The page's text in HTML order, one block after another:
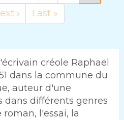
›
Dernière
page
Last »
créole Raphaël
dans la commune du
auteur d'une
dans différents genres
roman, l'essai, la